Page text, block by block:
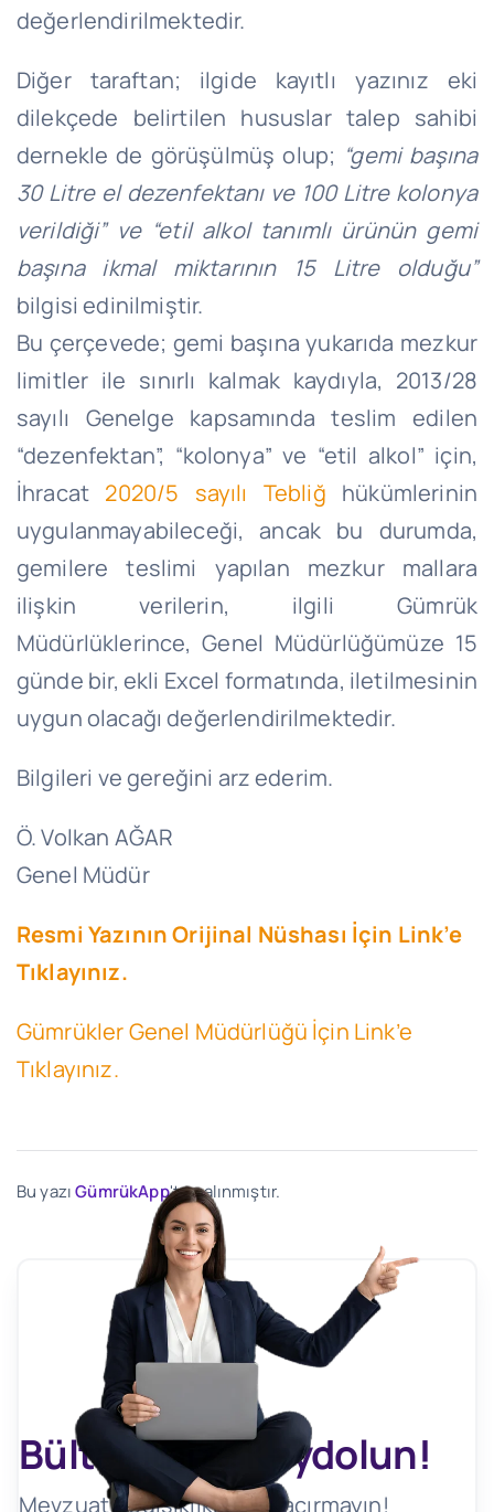
değerlendirilmektedir.
Diğer taraftan; ilgide kayıtlı yazınız eki
dilekçede belirtilen hususlar talep sahibi
dernekle de görüşülmüş olup; “gemi başına
30 Litre el dezenfektanı ve 100 Litre kolonya
verildiği” ve “etil alkol tanımlı ürünün gemi
başına ikmal miktarının 15 Litre olduğu”
bilgisi edinilmiştir.
Bu çerçevede; gemi başına yukarıda mezkur
limitler ile sınırlı kalmak kaydıyla, 2013/28
sayılı Genelge kapsamında teslim edilen
“dezenfektan”, “kolonya” ve “etil alkol” için,
İhracat 2020/5 sayılı Tebliğ hükümlerinin
uygulanmayabileceği, ancak bu durumda,
gemilere teslimi yapılan mezkur mallara
ilişkin verilerin, ilgili Gümrük
Müdürlüklerince, Genel Müdürlüğümüze 15
günde bir, ekli Excel formatında, iletilmesinin
uygun olacağı değerlendirilmektedir.
Bilgileri ve gereğini arz ederim.
Ö. Volkan AĞAR
Genel Müdür
Resmi Yazının Orijinal Nüshası İçin Link’e
Tıklayınız.
Gümrükler Genel Müdürlüğü İçin Link’e
Tıklayınız.
Bu yazıGümrükApp'ten alınmıştır.
Bültenimize Kaydolun!
Mevzuat Değişikliklerini Kaçırmayın!